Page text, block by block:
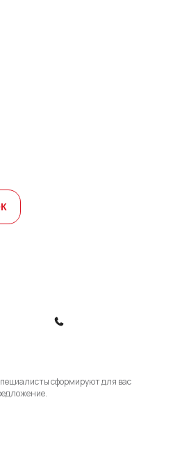
cформируют для вас